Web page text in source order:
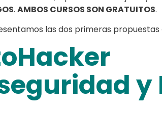
. AMBOS CURSOS SON GRATUITOS.
las dos primeras propuestas
y